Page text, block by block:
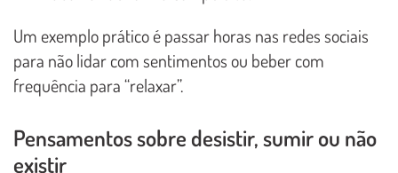
Um exemplo prático é passar horas nas redes sociais
para não lidar com sentimentos ou beber com
frequência para “relaxar”.
Pensamentos sobre desistir, sumir ou não
existir